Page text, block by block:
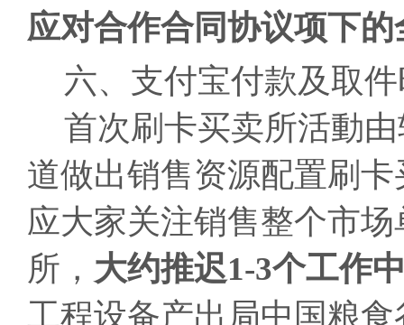
应对合作合同协议项下
六、支付宝付款及取
首次刷卡买卖所活動
道做出销售资源配置刷
应大家关注销售整个市
所， 大约推迟1-3个工作
工程设备产出局中国粮